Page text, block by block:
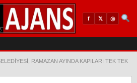
f 𝕏 ◎
RAMAZAN AYINDA KAPILARI TEK TEK